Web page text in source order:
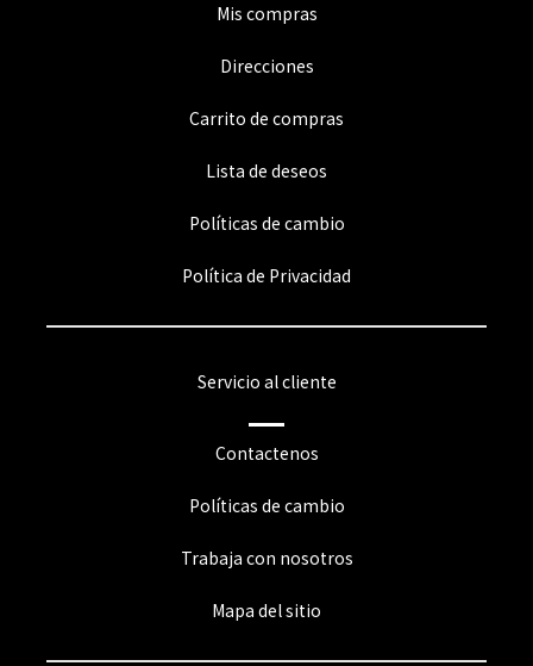
Mis compras
Direcciones
Carrito de compras
Lista de deseos
Políticas de cambio
Política de Privacidad
Servicio al cliente
Contactenos
Políticas de cambio
Trabaja con nosotros
Mapa del sitio